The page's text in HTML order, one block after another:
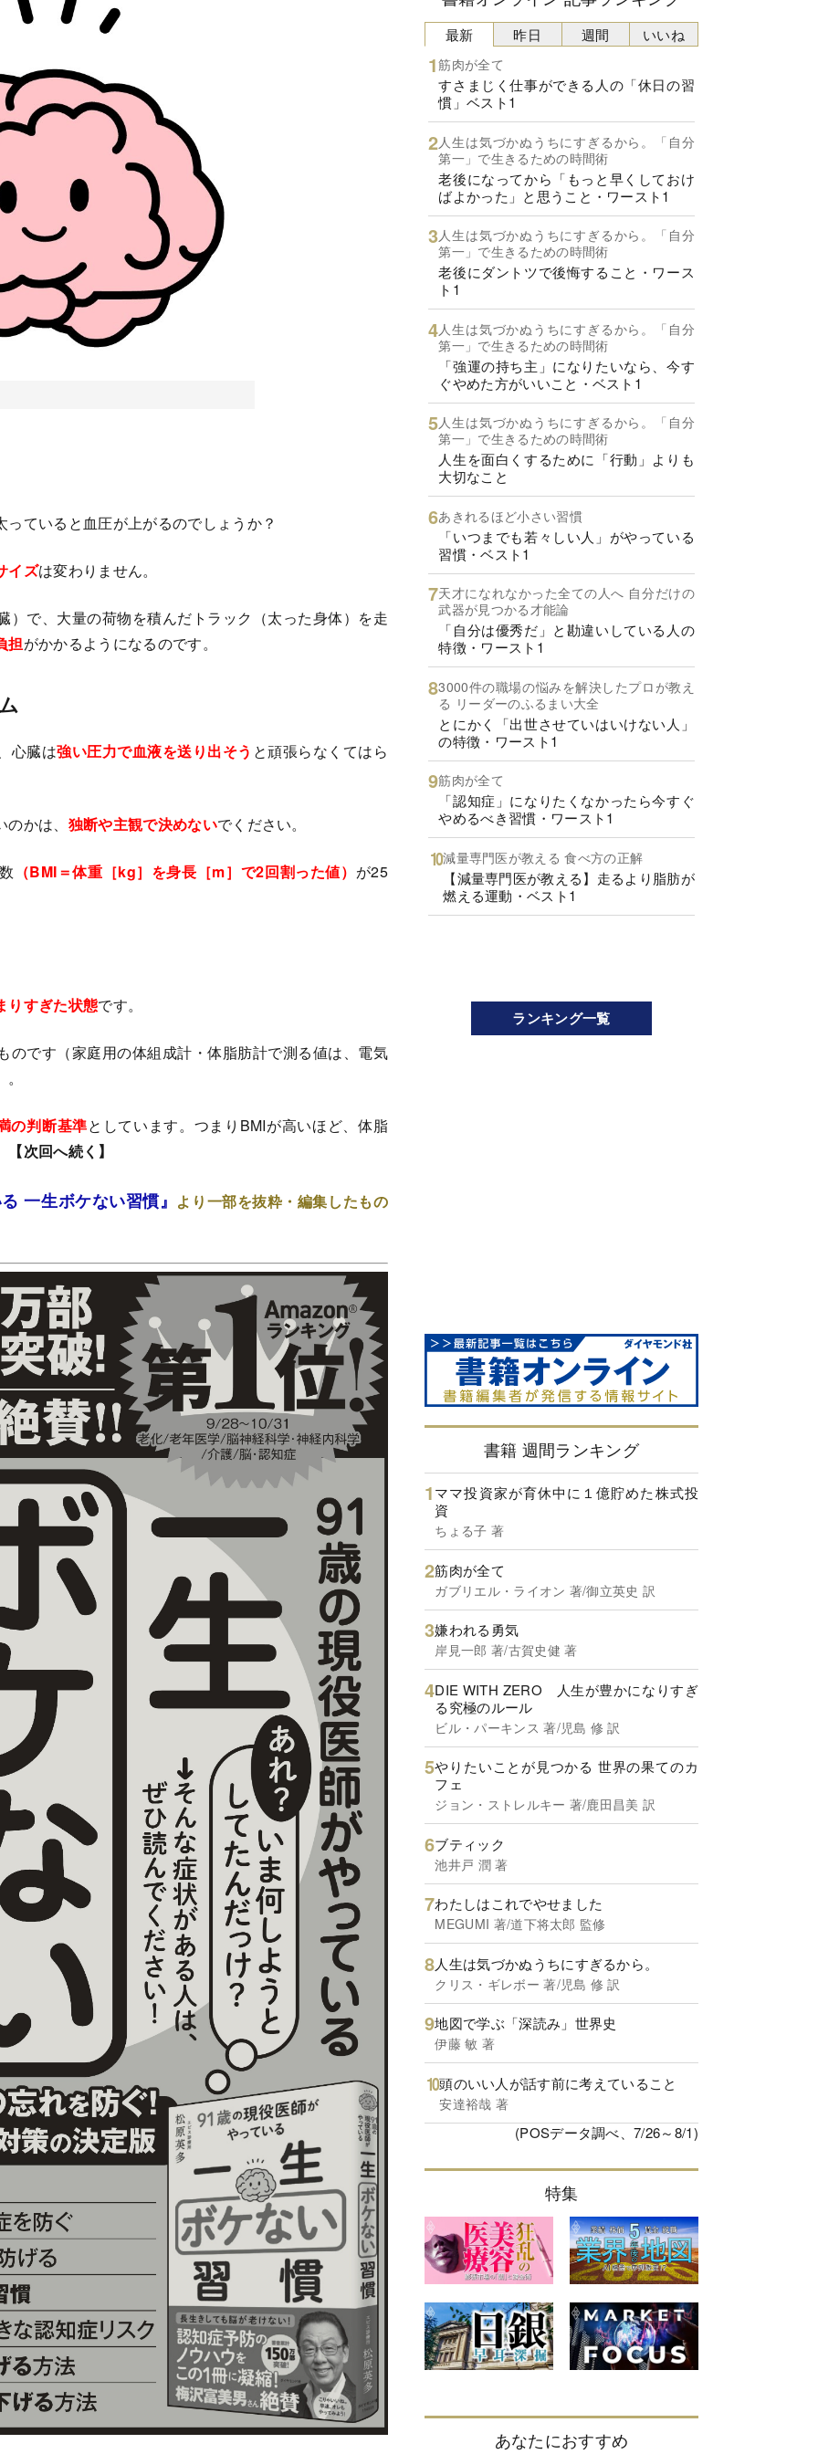
っていると血圧が上がるのでしょうか？
イズは変わりません。
）で、大量の荷物を積んだトラック（太った身体）を走
担がかかるようになるのです。
心臓は強い圧力で血液を送り出そう と頑張らなくてはら
かは、 独断や主観で決めないでください。
（BMI＝体重［kg］を身長［m］で2回割った値） が25
りすぎた状態です。
のです（家庭用の体組成計・体脂肪計で測る値は、電気
の判断基準としています。つまりBMIが高いほど、体脂
【次回へ続く】
一生ボケない習慣』 より一部を抜粋・編集したもの
最新
筋肉が全て
すさまじく仕事ができる人の「休日の習
慣」ベスト1
人生は気づかぬうちにすぎるから。「自分
第一」で生きるための時間術
老後になってから「もっと早くしておけ
ばよかった」と思うこと・ワースト1
人生は気づかぬうちにすぎるから。「自分
第一」で生きるための時間術
老後にダントツで後悔すること・ワース
ト1
人生は気づかぬうちにすぎるから。「自分
第一」で生きるための時間術
「強運の持ち主」になりたいなら、今す
ぐやめた方がいいこと・ベスト1
人生は気づかぬうちにすぎるから。「自分
第一」で生きるための時間術
人生を面白くするために「行動」よりも
大切なこと
あきれるほど小さい習慣
「いつまでも若々しい人」がやっている
習慣・ベスト1
天才になれなかった全ての人へ 自分だけの
武器が見つかる才能論
「自分は優秀だ」と勘違いしている人の
特徴・ワースト1
3000件の職場の悩みを解決したプロが教え
る リーダーのふるまい大全
とにかく「出世させていはいけない人」
の特徴・ワースト1
筋肉が全て
「認知症」になりたくなかったら今すぐ
やめるべき習慣・ワースト1
減量専門医が教える 食べ方の正解
【減量専門医が教える】走るより脂肪が
燃える運動・ベスト1
昨日 週間 いいね
ランキング一覧
書籍 週間ランキング
ママ投資家が育休中に１億貯めた株式投
資
ちょる子 著
筋肉が全て
ガブリエル・ライオン 著/御立英史 訳
嫌われる勇気
岸見一郎 著/古賀史健 著
DIE WITH ZERO 人生が豊かになりすぎ
る究極のルール
ビル・パーキンス 著/児島 修 訳
やりたいことが見つかる 世界の果てのカ
フェ
ジョン・ストレルキー 著/鹿田昌美 訳
ブティック
池井戸 潤 著
わたしはこれでやせました
MEGUMI 著/道下将太郎 監修
人生は気づかぬうちにすぎるから。
クリス・ギレボー 著/児島 修 訳
地図で学ぶ「深読み」世界史
伊藤 敏 著
頭のいい人が話す前に考えていること
安達裕哉 著
(POSデータ調べ、7/26～8/1)
特集
あなたにおすすめ